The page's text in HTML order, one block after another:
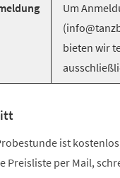
Um
bieten wir
ist
Preisliste per Mail,